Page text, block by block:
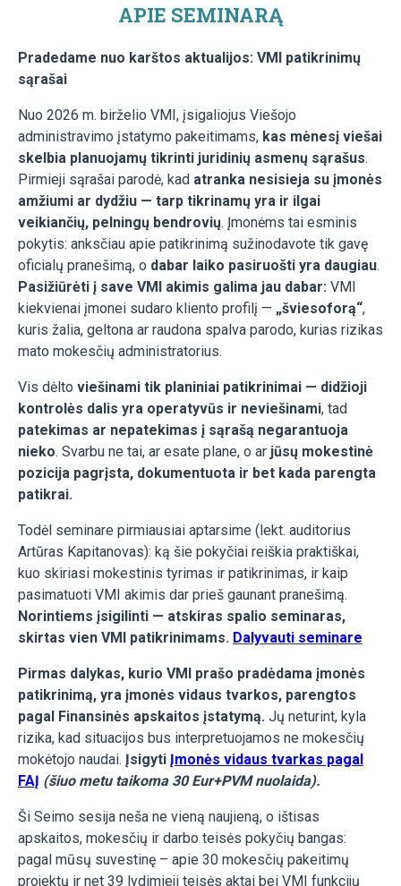
APIE SEMINARĄ
Pradedame nuo karštos aktualijos: VMI patikrinimų
sąrašai
Nuo 2026 m. birželio VMI, įsigaliojus Viešojo
administravimo įstatymo pakeitimams, kas mėnesį viešai
skelbia planuojamų tikrinti juridinių asmenų sąrašus.
Pirmieji sąrašai parodė, kad atranka nesisieja su įmonės
amžiumi ar dydžiu — tarp tikrinamų yra ir ilgai
veikiančių, pelningų bendrovių. Įmonėms tai esminis
pokytis: anksčiau apie patikrinimą sužinodavote tik gavę
oficialų pranešimą, o dabar laiko pasiruošti yra daugiau.
Pasižiūrėti į save VMI akimis galima jau dabar: VMI
kiekvienai įmonei sudaro kliento profilį — „šviesoforą“,
kuris žalia, geltona ar raudona spalva parodo, kurias rizikas
mato mokesčių administratorius.
Vis dėlto viešinami tik planiniai patikrinimai — didžioji
kontrolės dalis yra operatyvūs ir neviešinami, tad
patekimas ar nepatekimas į sąrašą negarantuoja
nieko. Svarbu ne tai, ar esate plane, o ar jūsų mokestinė
pozicija pagrįsta, dokumentuota ir bet kada parengta
patikrai.
Todėl seminare pirmiausiai aptarsime (lekt. auditorius
Artūras Kapitanovas): ką šie pokyčiai reiškia praktiškai,
kuo skiriasi mokestinis tyrimas ir patikrinimas, ir kaip
pasimatuoti VMI akimis dar prieš gaunant pranešimą.
Norintiems įsigilinti — atskiras spalio seminaras,
skirtas vien VMI patikrinimams. Dalyvauti seminare
Pirmas dalykas, kurio VMI prašo pradėdama įmonės
patikrinimą, yra įmonės vidaus tvarkos, parengtos
pagal Finansinės apskaitos įstatymą. Jų neturint, kyla
rizika, kad situacijos bus interpretuojamos ne mokesčių
mokėtojo naudai. Įsigyti Įmonės vidaus tvarkas pagal
FAĮ (šiuo metu taikoma 30 Eur+PVM nuolaida).
Ši Seimo sesija neša ne vieną naujieną, o ištisas
apskaitos, mokesčių ir darbo teisės pokyčių bangas:
pagal mūsų suvestinę – apie 30 mokesčių pakeitimų
projektų ir net 39 lydimieji teisės aktai bei VMI funkcijų